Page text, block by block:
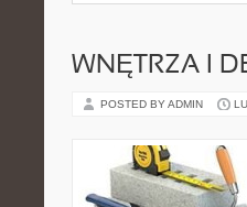
WNĘTRZA I
POSTED BY ADMIN